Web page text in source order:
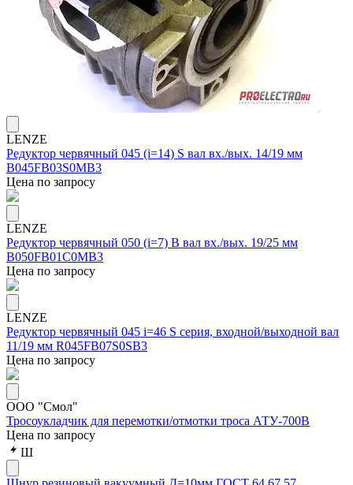
LENZE
Редуктор червячный 045 (i=14) S вал вх./вых. 14/19 мм
B045FB03S0MB3
Цена по запросу
LENZE
Редуктор червячный 050 (i=7) B вал вх./вых. 19/25 мм
B050FB01C0MB3
Цена по запросу
LENZE
Редуктор червячный 045 i=46 S серия, входной/выходной вал
11/19 мм R045FB07S0SB3
Цена по запросу
ООО "Смол"
Тросоукладчик для перемотки/отмотки троса АТУ-700В
Цена по запросу
Ш